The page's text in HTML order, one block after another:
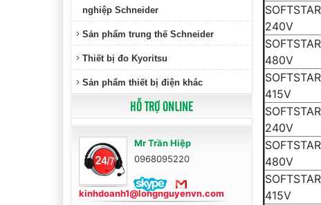
nghiệp Schneider
Sản phẩm trung thế Schneider
Thiết bị đo Kyoritsu
Sản phẩm thiết bị điện khác
HỖ TRỢ ONLINE
Mr Trần Hiệp
0968095220
kinhdoanh1@longnguyenvn.com